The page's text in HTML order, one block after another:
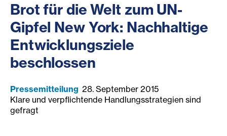
Brot für die Welt zum UN-
Gipfel New York: Nachhaltige
Entwicklungsziele
beschlossen
Pressemitteilung 28. September 2015
Klare und verpflichtende Handlungsstrategien sind
gefragt